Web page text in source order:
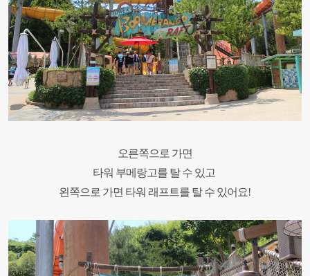
오른쪽으로 가면
타워 부메랑고를 탈 수 있고
왼쪽으로 가면 타워 래프트를 탈 수 있어요!